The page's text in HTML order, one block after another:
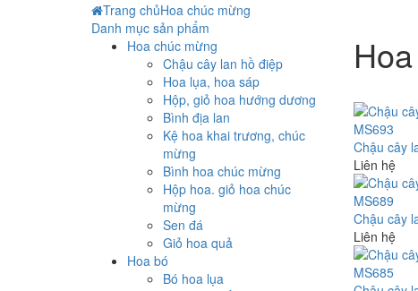
Trang chủHoa chúc mừng
Chậu cây
Liên hệ
Chậu cây
Liên hệ
Danh mục sản phẩm
Hoa chúc mừng
Chậu cây lan hồ điệp
Hoa lụa, hoa sáp
Hộp, giỏ hoa hướng dương
Bình địa lan
Kệ hoa khai trương, chúc
mừng
Bình hoa chúc mừng
Hộp hoa. giỏ hoa chúc
mừng
Sen đá
Giỏ hoa quả
Hoa bó
Bó hoa lụa